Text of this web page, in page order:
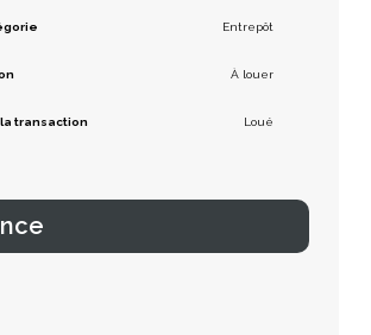
Entrepôt
À louer
transaction Loué